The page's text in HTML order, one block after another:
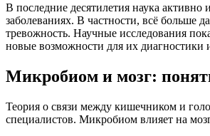
В последние десятилетия наука
заболеваниях. В частности, всё больше
тревожность. Научные исследования
новые возможности для их диагностики
Микробиом и мозг:
Теория о связи между кишечником и
специалистов. Микробиом влияет на